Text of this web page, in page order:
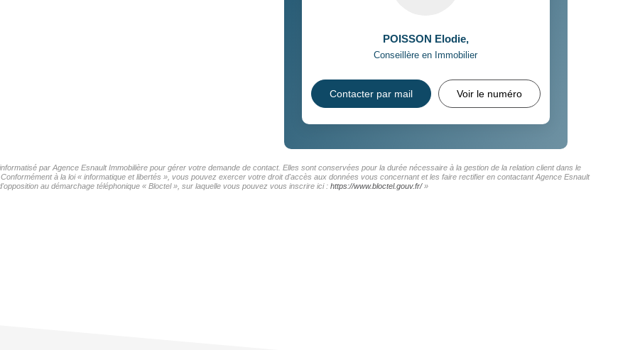
POISSON Elodie,
Conseillère en Immobilier
Contacter par mail Voir le numéro
par Agence Esnault Immobilière pour gérer votre demande de contact. Elles sont conservées pour la durée nécessaire à la gestion de la relation client dans le
à la loi « informatique et libertés », vous pouvez exercer votre droit d'accès aux données vous concernant et les faire rectifier en contactant Agence Esnault
au démarchage téléphonique « Bloctel », sur laquelle vous pouvez vous inscrire ici : https://www.bloctel.gouv.fr/»